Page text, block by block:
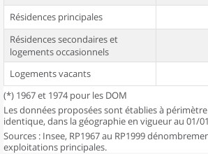
Résidences principales
Résidences secondaires et
logements occasionnels
Logements vacants
(*) 1967 et 1974 pour les DOM
Les données proposées sont établies à
identique, dans la géographie en vigueur au 01/
Sources : Insee, RP1967 au RP1999
exploitations principales.